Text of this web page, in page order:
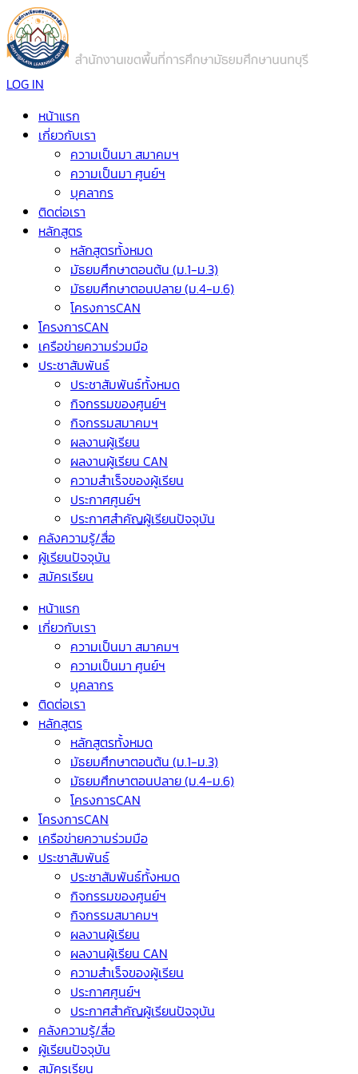
LOG IN
หน้าแรก
เกี่ยวกับเรา
ความเป็นมา สมาคมฯ
ความเป็นมา ศูนย์ฯ
บุคลากร
ติดต่อเรา
หลักสูตร
หลักสูตรทั้งหมด
มัธยมศึกษาตอนต้น (ม.1-ม.3)
มัธยมศึกษาตอนปลาย (ม.4-ม.6)
โครงการCAN
โครงการCAN
เครือข่ายความร่วมมือ
ประชาสัมพันธ์
ประชาสัมพันธ์ทั้งหมด
กิจกรรมของศูนย์ฯ
กิจกรรมสมาคมฯ
ผลงานผู้เรียน
ผลงานผู้เรียน CAN
ความสำเร็จของผู้เรียน
ประกาศศูนย์ฯ
ประกาศสำคัญผู้เรียนปัจจุบัน
คลังความรู้/สื่อ
ผู้เรียนปัจจุบัน
สมัครเรียน
หน้าแรก
เกี่ยวกับเรา
ความเป็นมา สมาคมฯ
ความเป็นมา ศูนย์ฯ
บุคลากร
ติดต่อเรา
หลักสูตร
หลักสูตรทั้งหมด
มัธยมศึกษาตอนต้น (ม.1-ม.3)
มัธยมศึกษาตอนปลาย (ม.4-ม.6)
โครงการCAN
โครงการCAN
เครือข่ายความร่วมมือ
ประชาสัมพันธ์
ประชาสัมพันธ์ทั้งหมด
กิจกรรมของศูนย์ฯ
กิจกรรมสมาคมฯ
ผลงานผู้เรียน
ผลงานผู้เรียน CAN
ความสำเร็จของผู้เรียน
ประกาศศูนย์ฯ
ประกาศสำคัญผู้เรียนปัจจุบัน
คลังความรู้/สื่อ
ผู้เรียนปัจจุบัน
สมัครเรียน